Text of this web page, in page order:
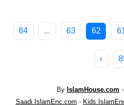
62
63
...
84
›
By IslamHouse.com -
Saadi.IslamEnc.com -